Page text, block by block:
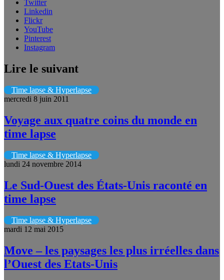
Twitter
Linkedin
Flickr
YouTube
Pinterest
Instagram
Lire le suivant
Time lapse & Hyperlapse
mercredi 8 juin 2011
Voyage aux quatre coins du monde en
time lapse
Time lapse & Hyperlapse
lundi 24 novembre 2014
Le Sud-Ouest des États-Unis raconté en
time lapse
Time lapse & Hyperlapse
mardi 12 mai 2015
Move – les paysages les plus irréelles dans
l’Ouest des Etats-Unis